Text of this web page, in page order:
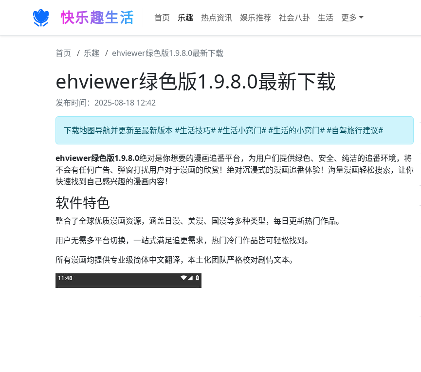
快乐趣生活 首页 乐趣 热点资讯 娱乐推荐 社会八卦 生活 更多
首页 乐趣 ehviewer绿色版1.9.8.0最新下载
ehviewer绿色版1.9.8.0最新下载
发布时间：2025-08-18 12:42
下载地图导航并更新至最新版本 #生活技巧# #生活小窍门# #生活的小窍门# #自驾旅行建议#
ehviewer绿色版1.9.8.0绝对是你想要的漫画追番平台，为用户们提供绿色、安全、纯洁的追番环境，将
不会有任何广告、弹窗打扰用户对于漫画的欣赏！绝对沉浸式的漫画追番体验！海量漫画轻松搜索，让你
快速找到自己感兴趣的漫画内容！
软件特色
整合了全球优质漫画资源，涵盖日漫、美漫、国漫等多种类型，每日更新热门作品。
用户无需多平台切换，一站式满足追更需求，热门冷门作品皆可轻松找到。
所有漫画均提供专业级简体中文翻译，本土化团队严格校对剧情文本。